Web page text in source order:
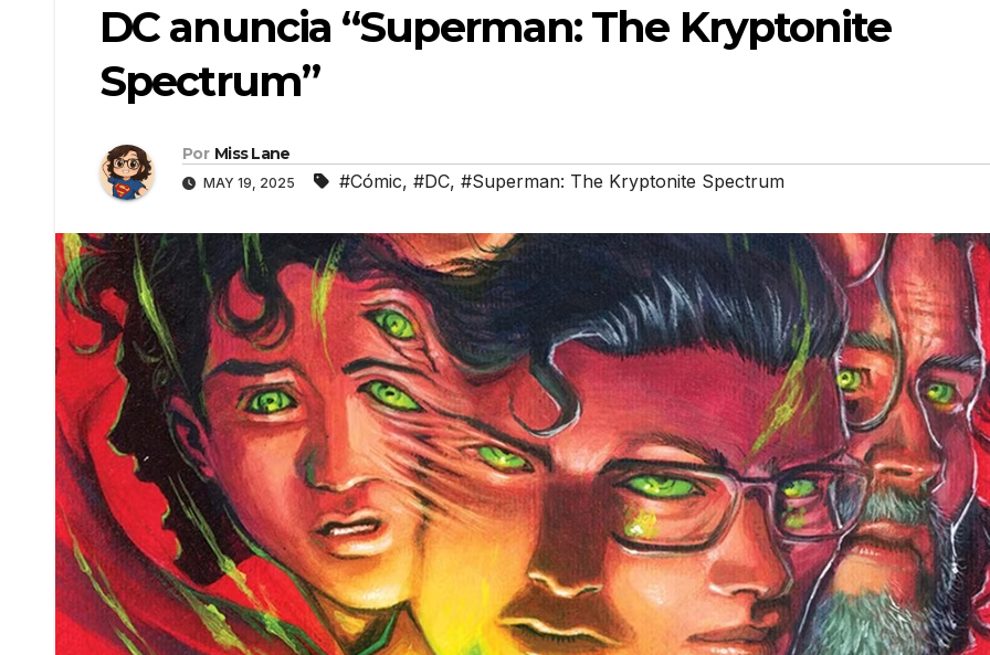
DC anuncia “Superman: The Kryptonite
Spectrum”
Por Miss Lane
MAY 19, 2025 #Cómic, #DC, #Superman: The Kryptonite Spectrum